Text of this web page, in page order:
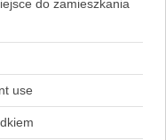
do zamieszkania
use